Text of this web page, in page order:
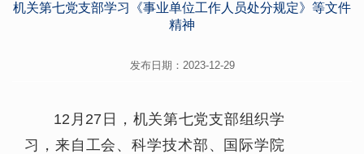
机关第七党支部学习《事业单位工作人员处分规定》等文件
精神
发布日期：2023-12-29
12月27日，机关第七党支部组织学
习，来自工会、科学技术部、国际学院